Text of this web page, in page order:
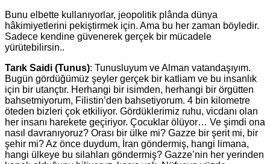
Bunu elbette kullanıyorlar, jeopolitik plânda dünya
hâkimiyetlerini pekiştirmek için. Ama bu her zaman böyledir.
Sadece kendine güvenerek gerçek bir mücadele
yürütebilirsin..
Tarık Saidi (Tunus): Tunusluyum ve Alman vatandaşıyım.
Bugün gördüğümüz şeyler gerçek bir katliam ve bu insanlık
için bir utançtır. Herhangi bir isimden, herhangi bir örgütten
bahsetmiyorum, Filistin’den bahsetiyorum. 4 bin kilometre
öteden bizleri çok etkiliyor. Gördüklerimiz ruhu, vicdanı olan
her insanı harekete geçiriyor. Çocuklar ölüyor… Ve şimdi ona
nasıl davranıyoruz? Orası bir ülke mi? Gazze bir şerit mi, bir
şehir mi? Az önce duydum, İran göndermiş, hangi limana,
hangi ülkeye bu silahları göndermiş? Gazze’nin her yerinden